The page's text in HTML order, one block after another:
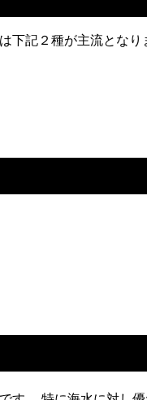
下記２種が主流となり